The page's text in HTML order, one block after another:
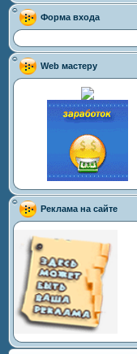
Форма входа
Web мастеру
Реклама на сайте